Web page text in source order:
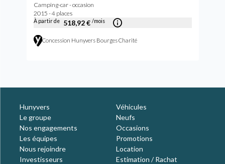
Camping-car - occasion
2015 - 4 places
À partir de 518,92 € /mois
Concession Hunyvers Bourges Charité
Hunyvers
Le groupe
Nos engagements
Les équipes
Nous rejoindre
Investisseurs
Véhicules
Neufs
Occasions
Promotions
Location
Estimation / Rachat